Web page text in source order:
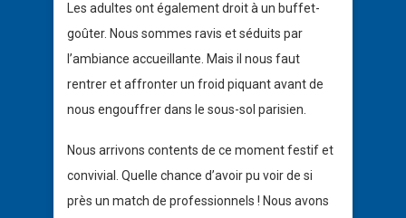
Les adultes ont également droit à un buffet-
goûter. Nous sommes ravis et séduits par
l’ambiance accueillante. Mais il nous faut
rentrer et affronter un froid piquant avant de
nous engouffrer dans le sous-sol parisien.
Nous arrivons contents de ce moment festif et
convivial. Quelle chance d’avoir pu voir de si
près un match de professionnels ! Nous avons